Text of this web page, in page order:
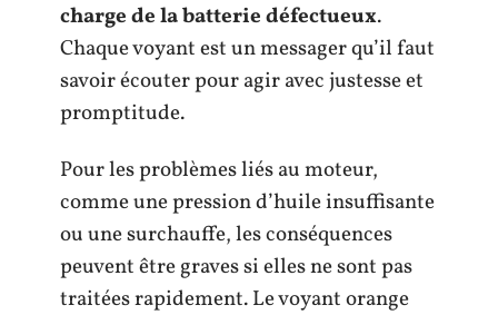
charge de la batterie défectueux.
Chaque voyant est un messager qu’il faut
savoir écouter pour agir avec justesse et
promptitude.
Pour les problèmes liés au moteur,
comme une pression d’huile insuffisante
ou une surchauffe, les conséquences
peuvent être graves si elles ne sont pas
traitées rapidement. Le voyant orange